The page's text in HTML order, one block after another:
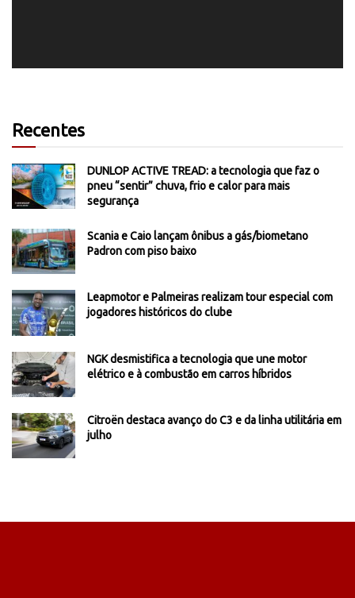
Recentes
DUNLOP ACTIVE TREAD: a tecnologia que faz o
pneu “sentir” chuva, frio e calor para mais
segurança
Scania e Caio lançam ônibus a gás/biometano
Padron com piso baixo
Leapmotor e Palmeiras realizam tour especial com
jogadores históricos do clube
NGK desmistifica a tecnologia que une motor
elétrico e à combustão em carros híbridos
Citroën destaca avanço do C3 e da linha utilitária em
julho